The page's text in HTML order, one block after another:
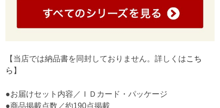
【当店では納品書を同封しておりません。詳しくはこち
ら 】
●お届けセット内容／ＩＤカード・パッケージ
●商品掲載点数／約190点掲載